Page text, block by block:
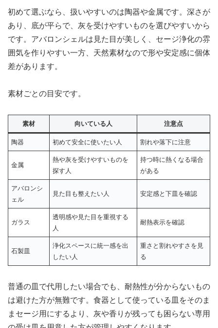
初めて選ぶなら、扱いやすいのは陶器や金属です。深さが
あり、底が平らで、灰を受けやすいものを選びやすいから
です。アバロンシェルは見た目が美しく、セージ浄化の雰
囲気を作りやすい一方、天然素材なので形や安定感に個体
差があります。
素材ごとの目安です。
素材 向いている人 注意点
陶器 初めて安全に使いたい人 割れや落下に注意
金属
熱や灰を受けやすいものを
探す人
持つ時に熱くなる場合
がある
アバロンシ
ェル
見た目も整えたい人 安定感と下皿を確認
ガラス
透明感や見た目を重視する
人
耐熱表示を確認
石製皿
浄化スペースに統一感を出
したい人
重さと割れやすさを見
る
普通の皿で代用したい場合でも、耐熱性が分からないもの
は避けた方が無難です。食器として使っている皿をそのま
まセージ用にするより、灰や香りが残っても困らない専用